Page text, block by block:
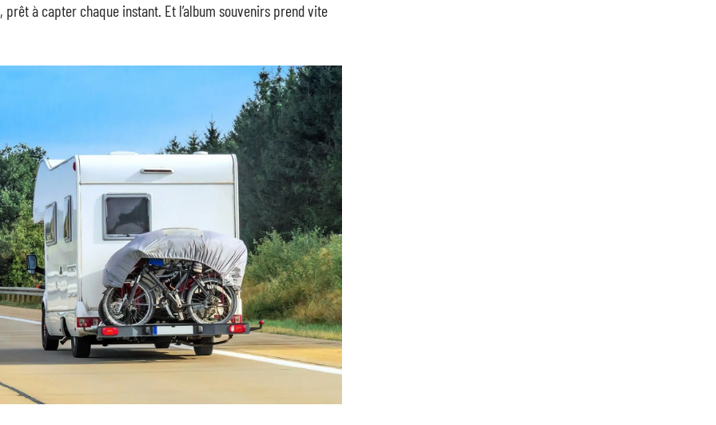
à capter chaque instant. Et l’album souvenirs prend vite